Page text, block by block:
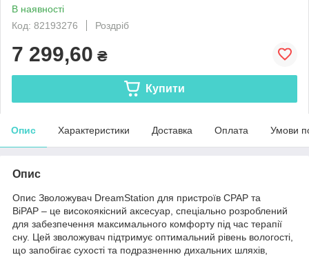
В наявності
Код: 82193276
Роздріб
7 299,60 ₴
Купити
Опис Характеристики Доставка Оплата Умови
Опис
Опис Зволожувач DreamStation для пристроїв CPAP та
BiPAP – це високоякісний аксесуар, спеціально розроблений
для забезпечення максимального комфорту під час терапії
сну. Цей зволожувач підтримує оптимальний рівень вологості,
що запобігає сухості та подразненню дихальних шляхів,